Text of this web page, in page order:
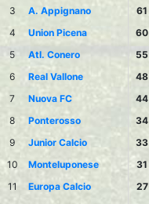
3
A. Appignano 61
4
Union Picena 60
5
Atl. Conero 55
6
Real Vallone 48
7
Nuova FC 44
8
Ponterosso 34
9
Junior Calcio 33
10
Monteluponese 31
11
Europa Calcio 27